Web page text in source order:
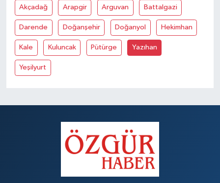
Akçadağ Arapgir Arguvan Battalgazi
Darende Doğanşehir Doğanyol Hekimhan
Kale Kuluncak Pütürge Yazıhan
Yeşilyurt